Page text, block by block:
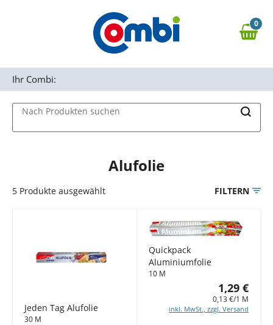
Zur Navigation springen
0,00 €
0
Nach Produkten suchen
Ihr Combi:
Alufolie
5 Produkte ausgewählt FILTERN
Jeden Tag Alufolie
30 M
Quickpack
Aluminiumfolie
10 M
1,29 €
0,13 €/1 M
inkl. MwSt., zzgl. Versand